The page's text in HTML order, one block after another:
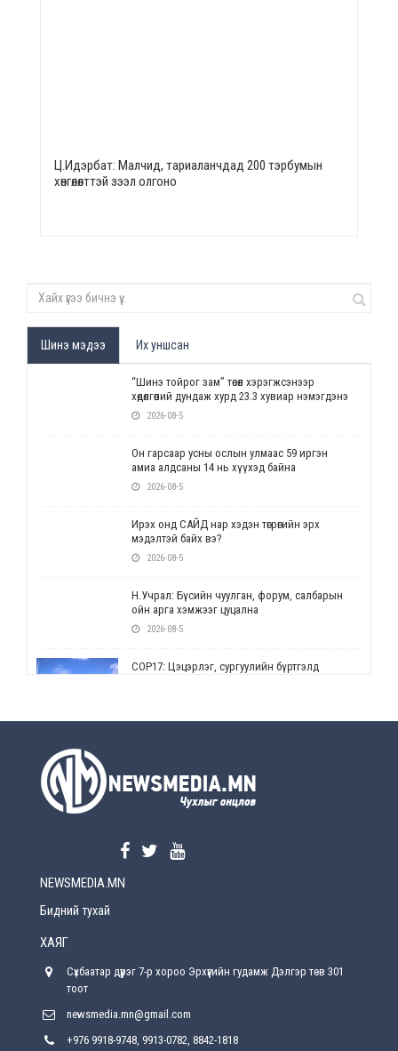
Ц.Идэрбат: Малчид, тариаланчдад 200 тэрбумын
хөнгөлөлттэй зээл олгоно
Шинэ мэдээ Их уншсан
“Шинэ тойрог зам” төсөл хэрэгжсэнээр
хөдөлгөөний дундаж хурд 23.3 хувиар нэмэгдэнэ
2026-08-5
Он гарсаар усны ослын улмаас 59 иргэн
амиа алдсаны 14 нь хүүхэд байна
2026-08-5
Ирэх онд САЙД нар хэдэн төгрөгийн эрх
мэдэлтэй байх вэ?
2026-08-5
Н.Учрал: Бүсийн чуулган, форум, салбарын
ойн арга хэмжээг цуцална
2026-08-5
СОР17: Цэцэрлэг, сургуулийн бүртгэлд
2026-08-5
2026-08-5
хүрсэн өгөөжөөрөө ажлаа үнэлж, хэрэгжилтээ
Улсын онцгой комисс өвөлжилтийн бэлтгэл,
NEWSMEDIA.MN
Бидний тухай
ХАЯГ
Сүхбаатар дүүрэг 7-р хороо Эрхүүгийн гудамж Дэлгэр төв 301
тоот
newsmedia.mn@gmail.com
+976 9918-9748, 9913-0782, 8842-1818